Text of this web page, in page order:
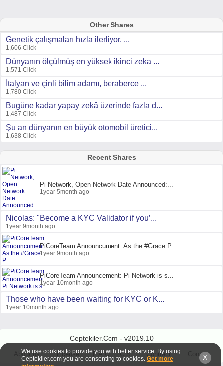
Other Shares
Genetik çalışmaları hızla ilerliyor. ...
1,606 Click
Dünyanın ölçülmüş en yüksek ikinci zeka ...
1,571 Click
İtalyan ve çinli bilim adamı, beraberce ...
1,780 Click
Bugüne kadar yapay zekâ üzerinde fazla d...
1,487 Click
Şu an dünyanın en büyük otomobil üretici...
1,638 Click
Recent Shares
Pi Network, Open Network Date Announced:...
1year 5month ago
Nicolas: "Become a KYC Validator if you’...
1year 9month ago
PiCoreTeam Announcument: As the #Grace P...
1year 9month ago
PiCoreTeam Announcement: Pi Network is s...
1year 10month ago
Those who have been waiting for KYC or K...
1year 10month ago
Ceptekiler.Com - v2019.10
About us License F.A.Q C.S. Contract Contact
We use cookies to provide you with better service. By using
Ceptekiler.com you are consenting to cookies. Get more
X